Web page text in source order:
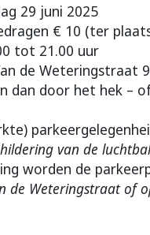
29 juni 2025
€ 10 (ter
tot 21.00 uur
de Weteringstraat
dan door het hek –
van de
worden de
de Weteringstraat of